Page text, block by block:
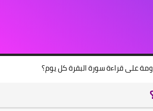
على قراءة سورة البقرة كل يوم؟